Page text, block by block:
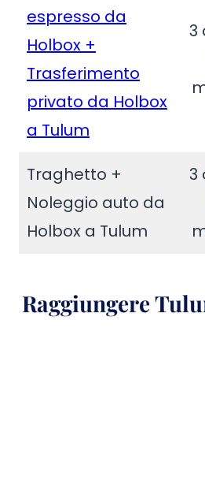
espresso da
Holbox +
Trasferimento
privato da Holbox
a Tulum
3
Traghetto +
Noleggio auto da
Holbox a Tulum
3
Raggiungere